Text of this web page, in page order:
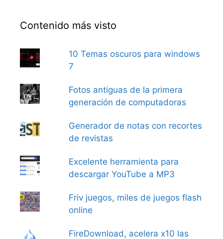
Contenido más visto
10 Temas oscuros para windows
7
Fotos antiguas de la primera
generación de computadoras
Generador de notas con recortes
de revistas
Excelente herramienta para
descargar YouTube a MP3
Friv juegos, miles de juegos flash
online
FireDownload, acelera x10 las